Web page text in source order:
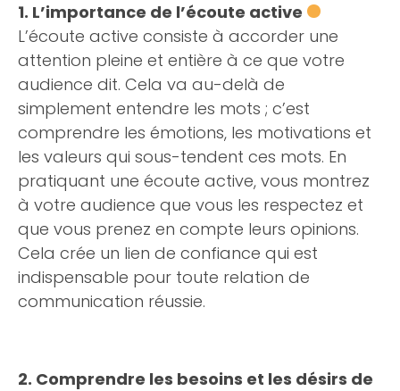
1. L’importance de l’écoute active
L’écoute active consiste à accorder une
attention pleine et entière à ce que votre
audience dit. Cela va au-delà de
simplement entendre les mots ; c’est
comprendre les émotions, les motivations et
les valeurs qui sous-tendent ces mots. En
pratiquant une écoute active, vous montrez
à votre audience que vous les respectez et
que vous prenez en compte leurs opinions.
Cela crée un lien de confiance qui est
indispensable pour toute relation de
communication réussie.
2. Comprendre les besoins et les désirs de